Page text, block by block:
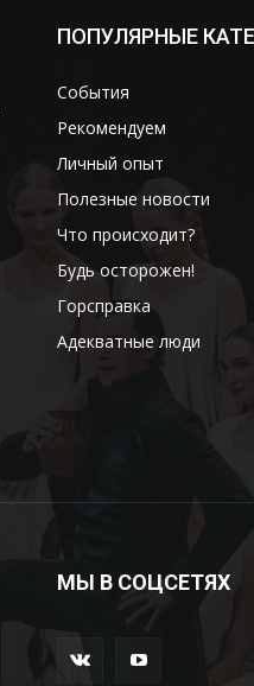
ПОПУЛЯРНЫЕ
События
Рекомендуем
Личный опыт
Полезные новости
Что происходит?
Будь осторожен!
Горсправка
Адекватные люди
МЫ В СОЦСЕТЯХ